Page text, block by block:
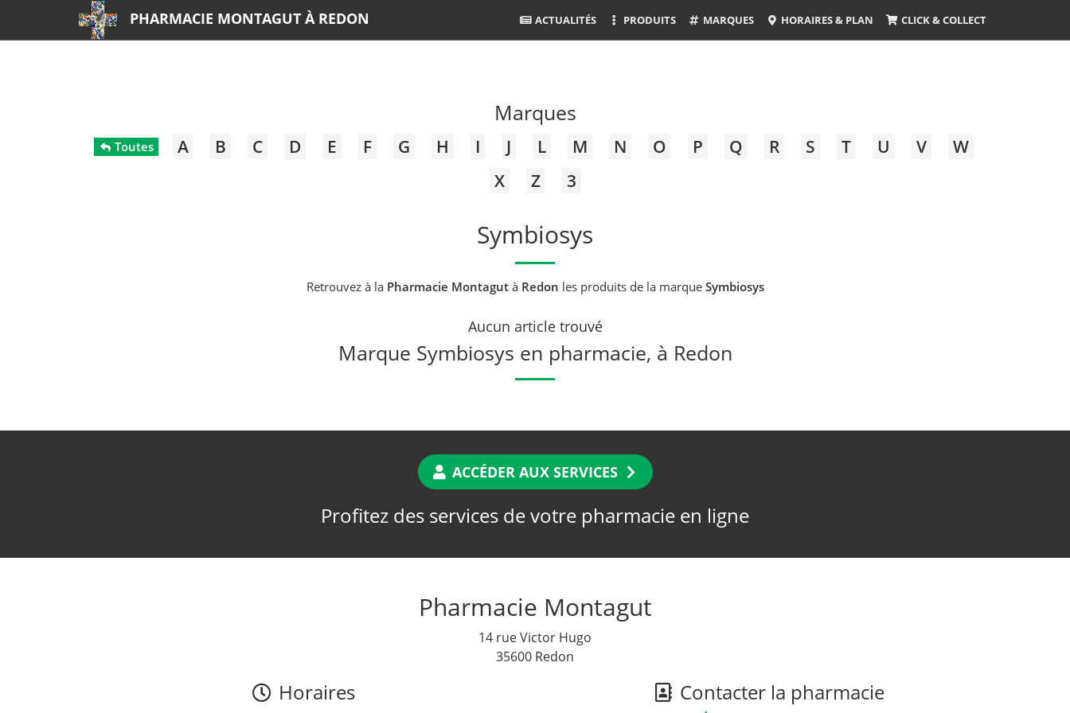
PHARMACIE MONTAGUT À REDON ACTUALITÉS PRODUITS MARQUES HORAIRES & PLAN CLICK & COLLECT
Marques
Toutes A B C D E F G H I J L M N O P Q R S T U V
W
X
Z 3
Symbiosys
Retrouvez à la Pharmacie Montagutà Redon les produits de la marque Symbiosys
Aucun article trouvé
Marque Symbiosys en pharmacie, à Redon
ACCÉDER AUX SERVICES
Profitez des services de votre pharmacie en ligne
Pharmacie Montagut
14 rue Victor Hugo
35600 Redon
Horaires Contacter la pharmacie